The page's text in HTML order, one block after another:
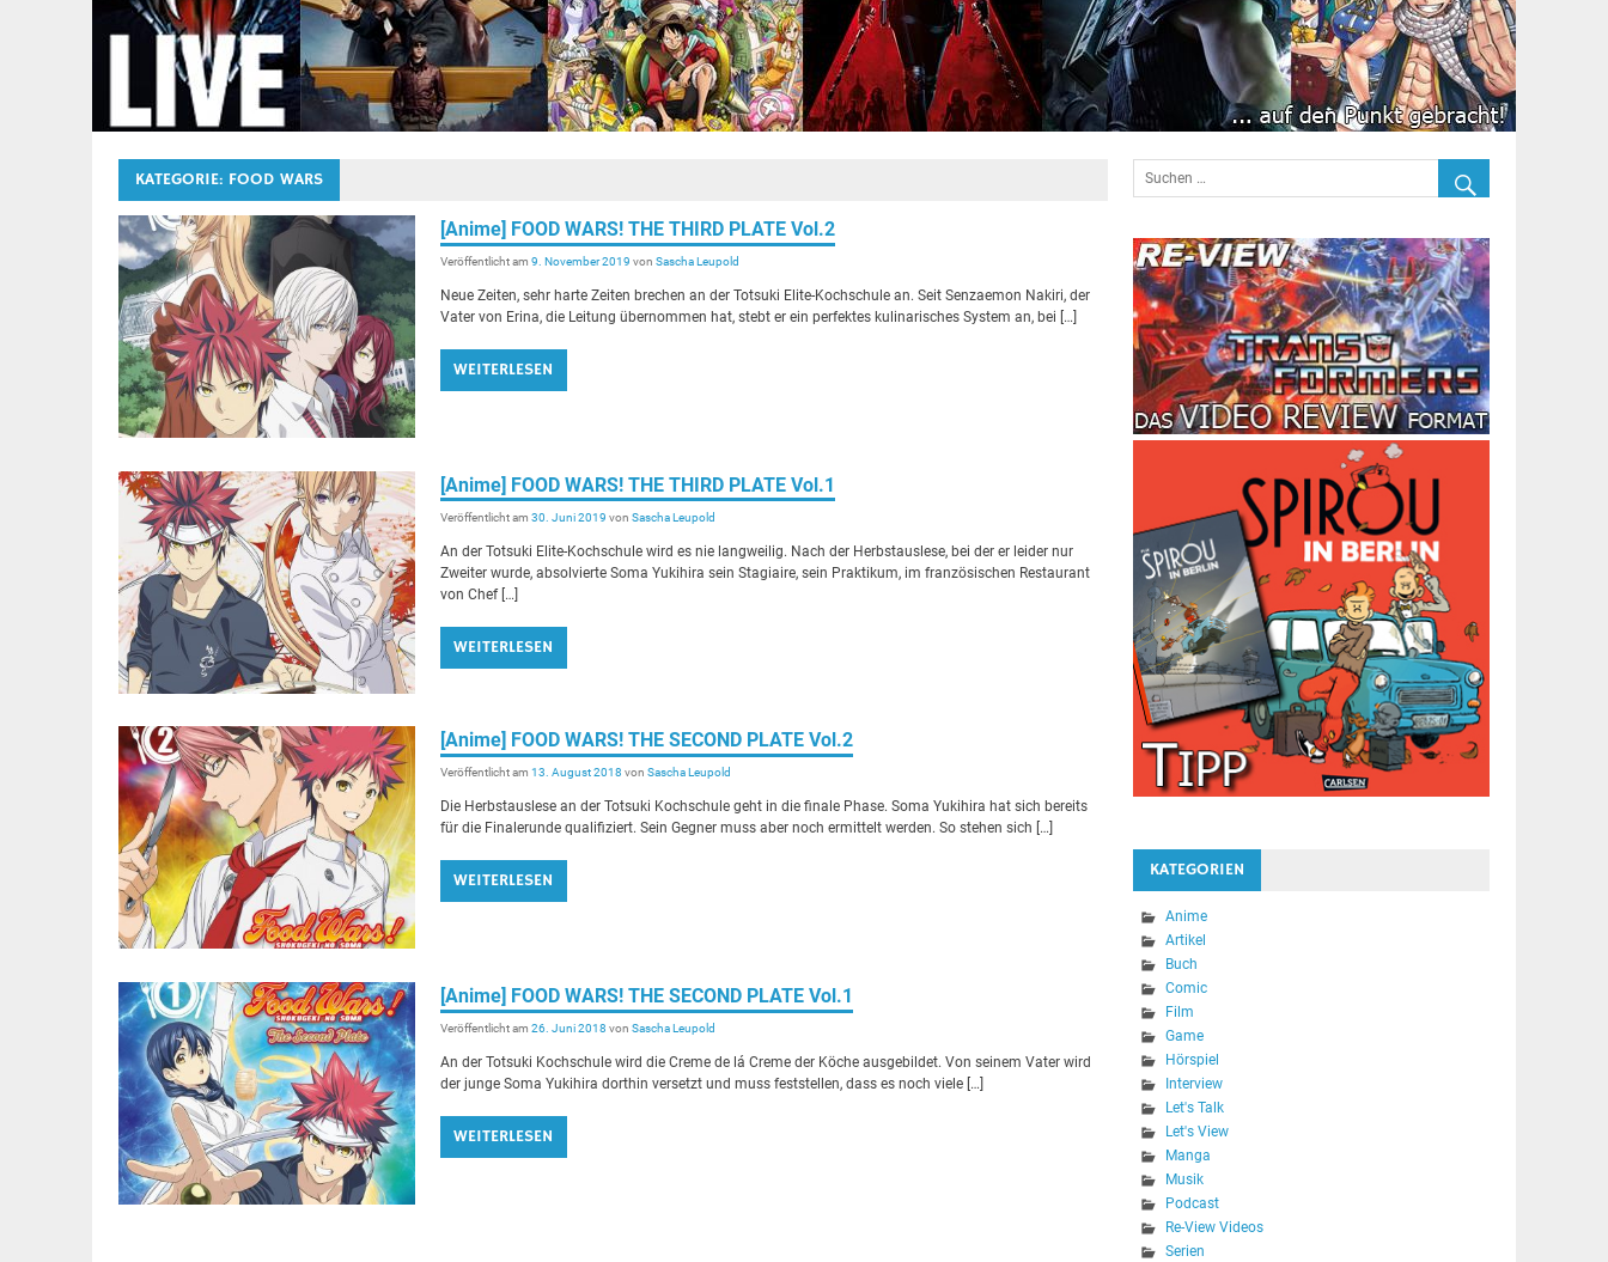
KATEGORIE: FOOD WARS
[Anime] FOOD WARS! THE THIRD PLATE Vol.2
Veröffentlicht am9. November 2019 vonSascha Leupold
Neue Zeiten, sehr harte Zeiten brechen an der Totsuki Elite-Kochschule an. Seit Senzaemon Nakiri, der
Vater von Erina, die Leitung übernommen hat, stebt er ein perfektes kulinarisches System an, bei […]
WEITERLESEN
[Anime] FOOD WARS! THE THIRD PLATE Vol.1
Veröffentlicht am30. Juni 2019 vonSascha Leupold
An der Totsuki Elite-Kochschule wird es nie langweilig. Nach der Herbstauslese, bei der er leider nur
Zweiter wurde, absolvierte Soma Yukihira sein Stagiaire, sein Praktikum, im französischen Restaurant
von Chef […]
WEITERLESEN
[Anime] FOOD WARS! THE SECOND PLATE Vol.2
Veröffentlicht am13. August 2018 vonSascha Leupold
Die Herbstauslese an der Totsuki Kochschule geht in die finale Phase. Soma Yukihira hat sich bereits
für die Finalerunde qualifiziert. Sein Gegner muss aber noch ermittelt werden. So stehen sich […]
WEITERLESEN
[Anime] FOOD WARS! THE SECOND PLATE Vol.1
Veröffentlicht am26. Juni 2018 vonSascha Leupold
An der Totsuki Kochschule wird die Creme de lá Creme der Köche ausgebildet. Von seinem Vater wird
der junge Soma Yukihira dorthin versetzt und muss feststellen, dass es noch viele […]
WEITERLESEN
KATEGORIEN
Anime
Artikel
Buch
Comic
Film
Game
Hörspiel
Interview
Let's Talk
Let's View
Manga
Musik
Podcast
Re-View Videos
Serien